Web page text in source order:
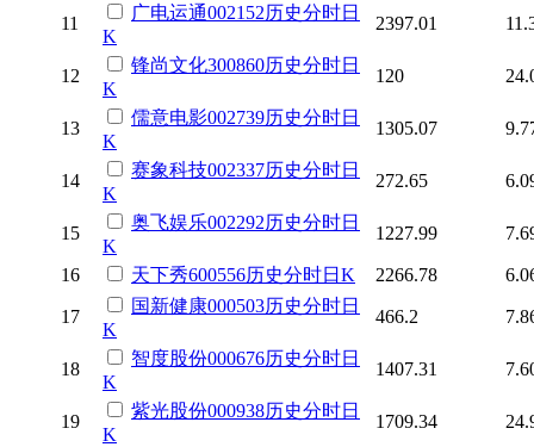
11
广电运通002152历史分时日
K
2397.01
12
锋尚文化300860历史分时日
K
120
13
儒意电影002739历史分时日
K
1305.07
14
赛象科技002337历史分时日
K
272.65
15
奥飞娱乐002292历史分时日
K
1227.99
16 天下秀600556历史分时日K 2266.78
17
国新健康000503历史分时日
K
466.2
18
智度股份000676历史分时日
K
1407.31
19
紫光股份000938历史分时日
K
1709.34